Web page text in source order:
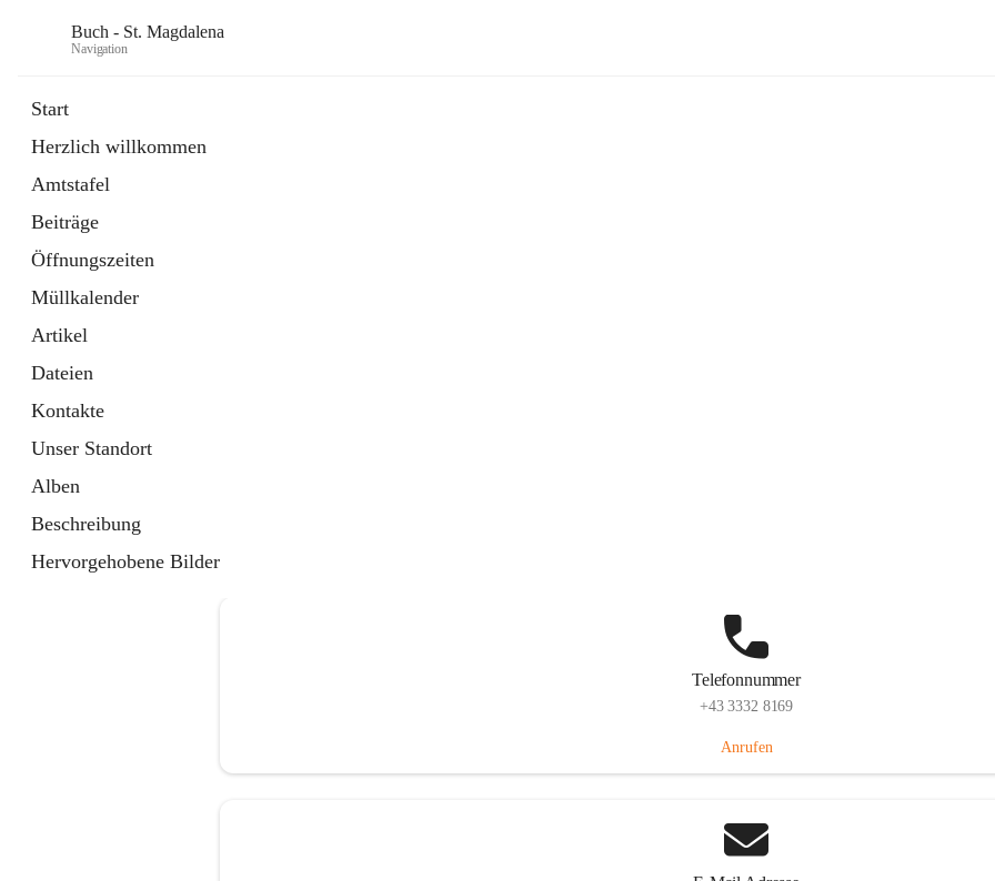
Buch - St. Magdalena
Navigation
Start
Herzlich willkommen
Amtstafel
Beiträge
Öffnungszeiten
Müllkalender
Artikel
Dateien
Kontakte
Unser Standort
Alben
Beschreibung
Hervorgehobene Bilder
Telefonnummer
+43 3332 8169
Anrufen